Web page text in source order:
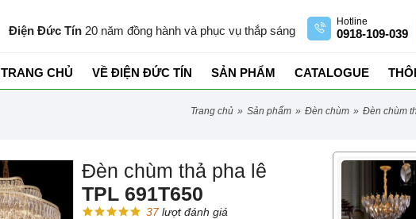
Điện Đức Tín 20 năm đồng hành và phục vụ thắp sáng
Hotline
0918-109-039
TRANG CHỦ VỀ ĐIỆN ĐỨC TÍN SẢN PHẨM CATALOGUE
trang chủ » sản phẩm » đèn chùm » đèn chùm
Đèn chùm thả pha lê
TPL 691T650
37lượt đánh giá